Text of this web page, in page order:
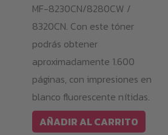
MF-8230CN/8280CW /
8320CN. Con este tóner
podrás obtener
aproximadamente 1.600
páginas, con impresiones en
blanco fluorescente nítidas.
AÑADIR AL CARRITO